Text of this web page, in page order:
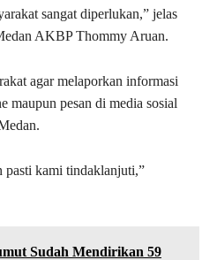
sangat diperlukan,” jelas
AKBP Thommy Aruan.
agar melaporkan informasi
maupun pesan di media sosial
pasti kami tindaklanjuti,”
Sudah Mendirikan 59